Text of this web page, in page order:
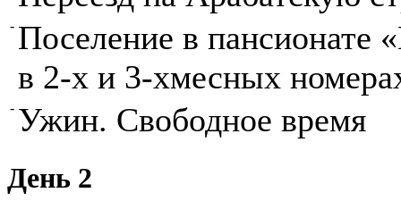
- Поселение в пансионате
в 2-х и 3-хмесных
- Ужин. Свободное время
День 2